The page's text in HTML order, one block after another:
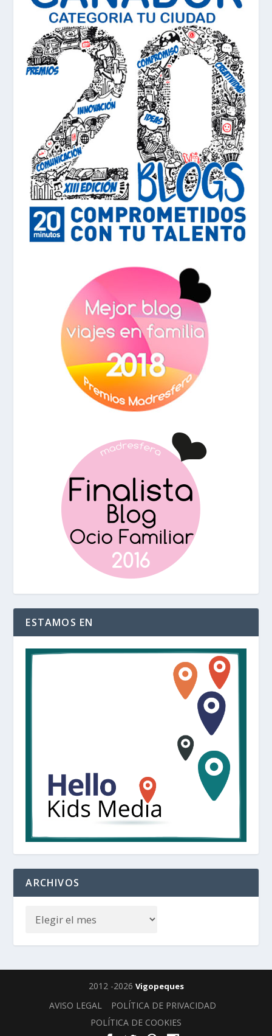
ESTAMOS EN
ARCHIVOS
2012 -2026 Vigopeques
AVISO LEGAL
POLÍTICA DE PRIVACIDAD
POLÍTICA DE COOKIES